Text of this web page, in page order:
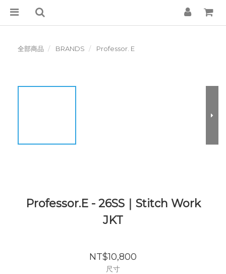
全部商品 BRANDS Professor. E
Professor.E - 26SS｜Stitch Work
JKT
NT$10,800
尺寸